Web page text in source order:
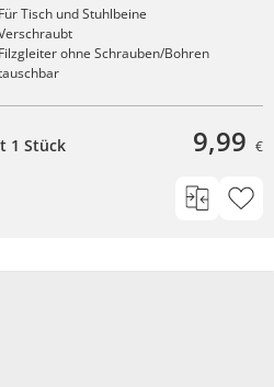
Für Tisch und Stuhlbeine
Filzgleiter ohne Schrauben/Bohren
1 Stück 9,99 €